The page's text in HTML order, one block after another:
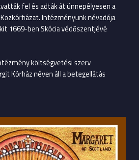
fel és adták át ünnepélyesen a
Intézményünk névadója
1669-ben Skócia védőszentjévé
költségvetési szerv
Kórház néven áll a betegellátás